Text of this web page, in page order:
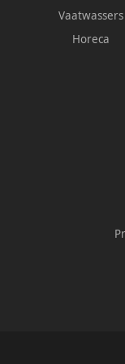
Vaatwassers
Horeca